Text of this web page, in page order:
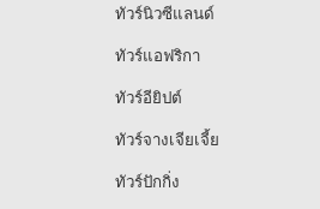
ทัวร์นิวซีแลนด์
ทัวร์แอฟริกา
ทัวร์อียิปต์
ทัวร์จางเจียเจี้ย
ทัวร์ปักกิ่ง